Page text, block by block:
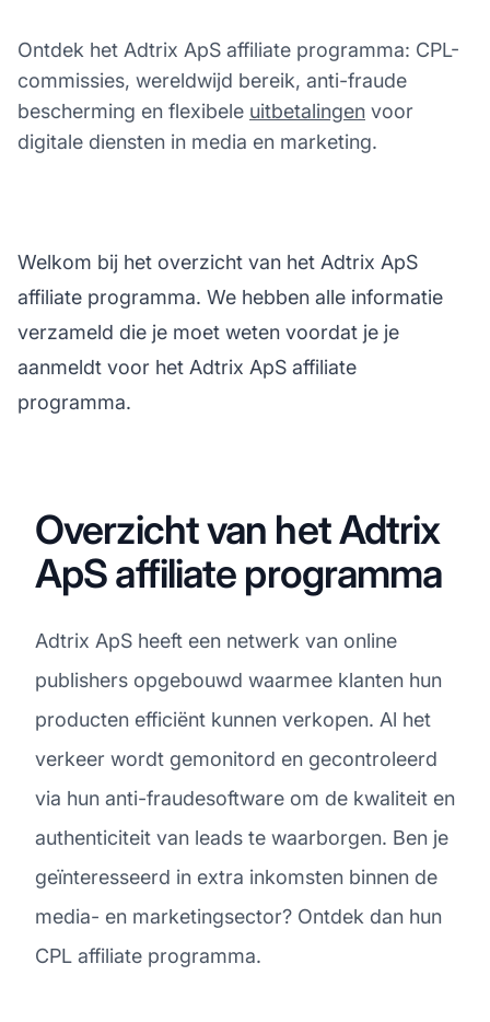
Ontdek het Adtrix ApS affiliate programma: CPL-
commissies, wereldwijd bereik, anti-fraude
bescherming en flexibele uitbetalingen voor
digitale diensten in media en marketing.
Welkom bij het overzicht van het Adtrix ApS
affiliate programma. We hebben alle informatie
verzameld die je moet weten voordat je je
aanmeldt voor het Adtrix ApS affiliate
programma.
Overzicht van het Adtrix
ApS affiliate programma
Adtrix ApS heeft een netwerk van online
publishers opgebouwd waarmee klanten hun
producten efficiënt kunnen verkopen. Al het
verkeer wordt gemonitord en gecontroleerd
via hun anti-fraudesoftware om de kwaliteit en
authenticiteit van leads te waarborgen. Ben je
geïnteresseerd in extra inkomsten binnen de
media- en marketingsector? Ontdek dan hun
CPL affiliate programma.